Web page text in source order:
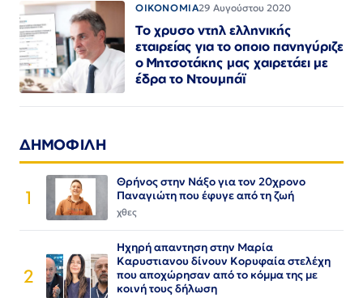
ΟΙΚΟΝΟΜΙΑ29 Αυγούστου 2020
Το χρυσο ντηλ ελληνικής
εταιρείας για το οποιο πανηγύριζε
ο Μητσοτάκης μας χαιρετάει με
έδρα το Ντουμπάϊ
ΔΗΜΟΦΙΛΗ
1
Θρήνος στην Νάξο για τον 20χρονο
Παναγιώτη που έφυγε από τη ζωή
χθες
2
Ηχηρή απαντηση στην Μαρία
Καρυστιανου δίνουν Κορυφαία στελέχη
που αποχώρησαν από το κόμμα της με
κοινή τους δήλωση